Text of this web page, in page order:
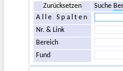
Zurücksetzen Suche
Alle Spalten
Nr. & Link
Bereich
Fund